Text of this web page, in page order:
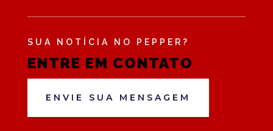
SUA NOTÍCIA NO PEPPER?
ENTRE EM CONTATO
ENVIE SUA MENSAGEM